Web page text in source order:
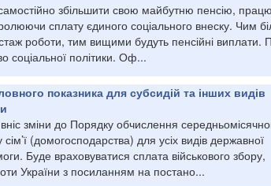
збільшити свою майбутню пенсію,
сплату єдиного соціального внеску. Чим
роботи, тим вищими будуть пенсійні виплати.
соціальної політики. Оф...
показника для субсидій та інших видів
вніс зміни до Порядку обчислення
(домогосподарства) для усіх видів державної
Буде враховуватися сплата військового збору,
України з посиланням на постано...